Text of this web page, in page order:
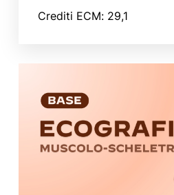
Crediti ECM: 29,1